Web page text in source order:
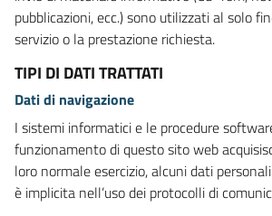
pubblicazioni, ecc.) sono utilizzati al solo
servizio o la prestazione richiesta.
TIPI DI DATI TRATTATI
Dati di navigazione
I sistemi informatici e le procedure
funzionamento di questo sito web
loro normale esercizio, alcuni dati
è implicita nell’uso dei protocolli di